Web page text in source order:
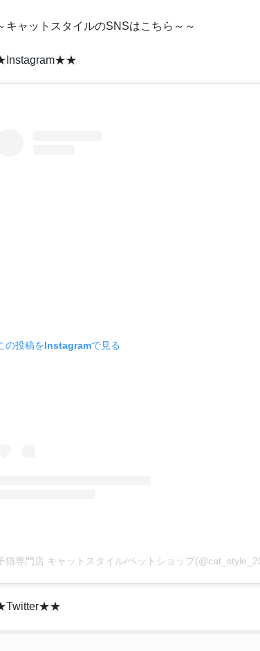
キャットスタイルのSNSはこちら～～
の投稿をInstagramで見る